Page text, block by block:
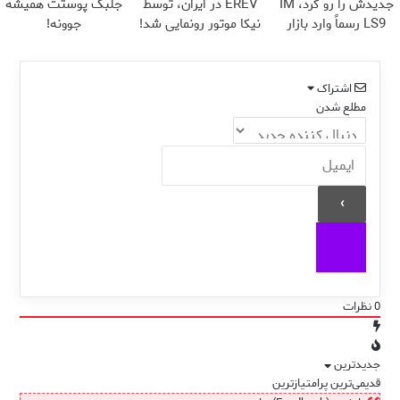
جدیدش را رو کرد، IM
LS9 رسماً وارد بازار
EREV در ایران، توسط
نیکا موتور رونمایی شد!
جلبک پوستت همیشه
جوونه!
اشتراک
مطلع شدن
0نظرات
جدیدترین
قدیمی‌ترینپرامتیازترین